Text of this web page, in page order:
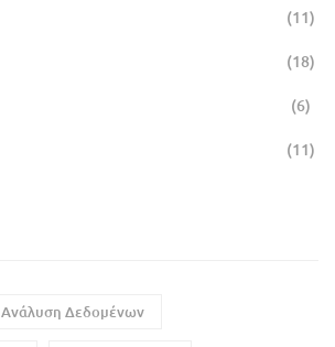
(11)
(18)
(6)
(11)
Ανάλυση Δεδομένων